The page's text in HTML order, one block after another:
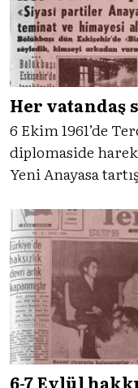
Her vatandaş
6 Ekim 1961’de
diplomaside
Yeni Anayasa
İstanbul’un
hem geçmişiyle
tartıştı.
6-7 Eylül